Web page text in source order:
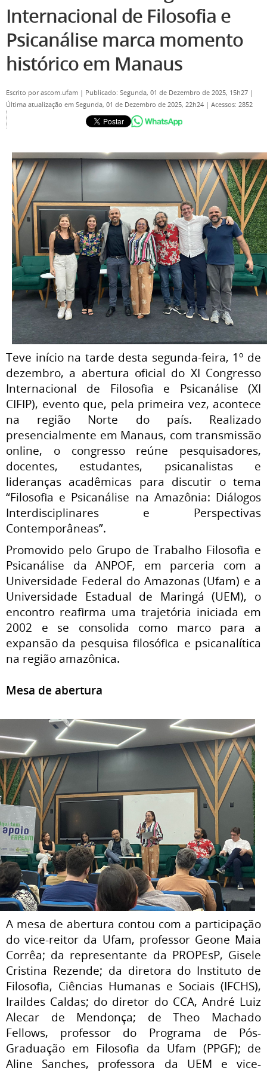
Internacional de Filosofia e
Psicanálise marca momento
histórico em Manaus
Escrito porascom.ufam | Publicado: Segunda, 01 de Dezembro de 2025, 15h27 |
Última atualização em Segunda, 01 de Dezembro de 2025, 22h24 | Acessos: 2852
Teve início na tarde desta segunda-feira, 1º de
dezembro, a abertura oficial do XI Congresso
Internacional de Filosofia e Psicanálise (XI
CIFIP), evento que, pela primeira vez, acontece
na região Norte do país. Realizado
presencialmente em Manaus, com transmissão
online, o congresso reúne pesquisadores,
docentes, estudantes, psicanalistas e
lideranças acadêmicas para discutir o tema
“Filosofia e Psicanálise na Amazônia: Diálogos
Interdisciplinares e Perspectivas
Contemporâneas”.
Promovido pelo Grupo de Trabalho Filosofia e
Psicanálise da ANPOF, em parceria com a
Universidade Federal do Amazonas (Ufam) e a
Universidade Estadual de Maringá (UEM), o
encontro reafirma uma trajetória iniciada em
2002 e se consolida como marco para a
expansão da pesquisa filosófica e psicanalítica
na região amazônica.
Mesa de abertura
A mesa de abertura contou com a participação
do vice-reitor da Ufam, professor Geone Maia
Corrêa; da representante da PROPEsP, Gisele
Cristina Rezende; da diretora do Instituto de
Filosofia, Ciências Humanas e Sociais (IFCHS),
Iraildes Caldas; do diretor do CCA, André Luiz
Alecar de Mendonça; de Theo Machado
Fellows, professor do Programa de Pós-
Graduação em Filosofia da Ufam (PPGF); de
Aline Sanches, professora da UEM e vice-